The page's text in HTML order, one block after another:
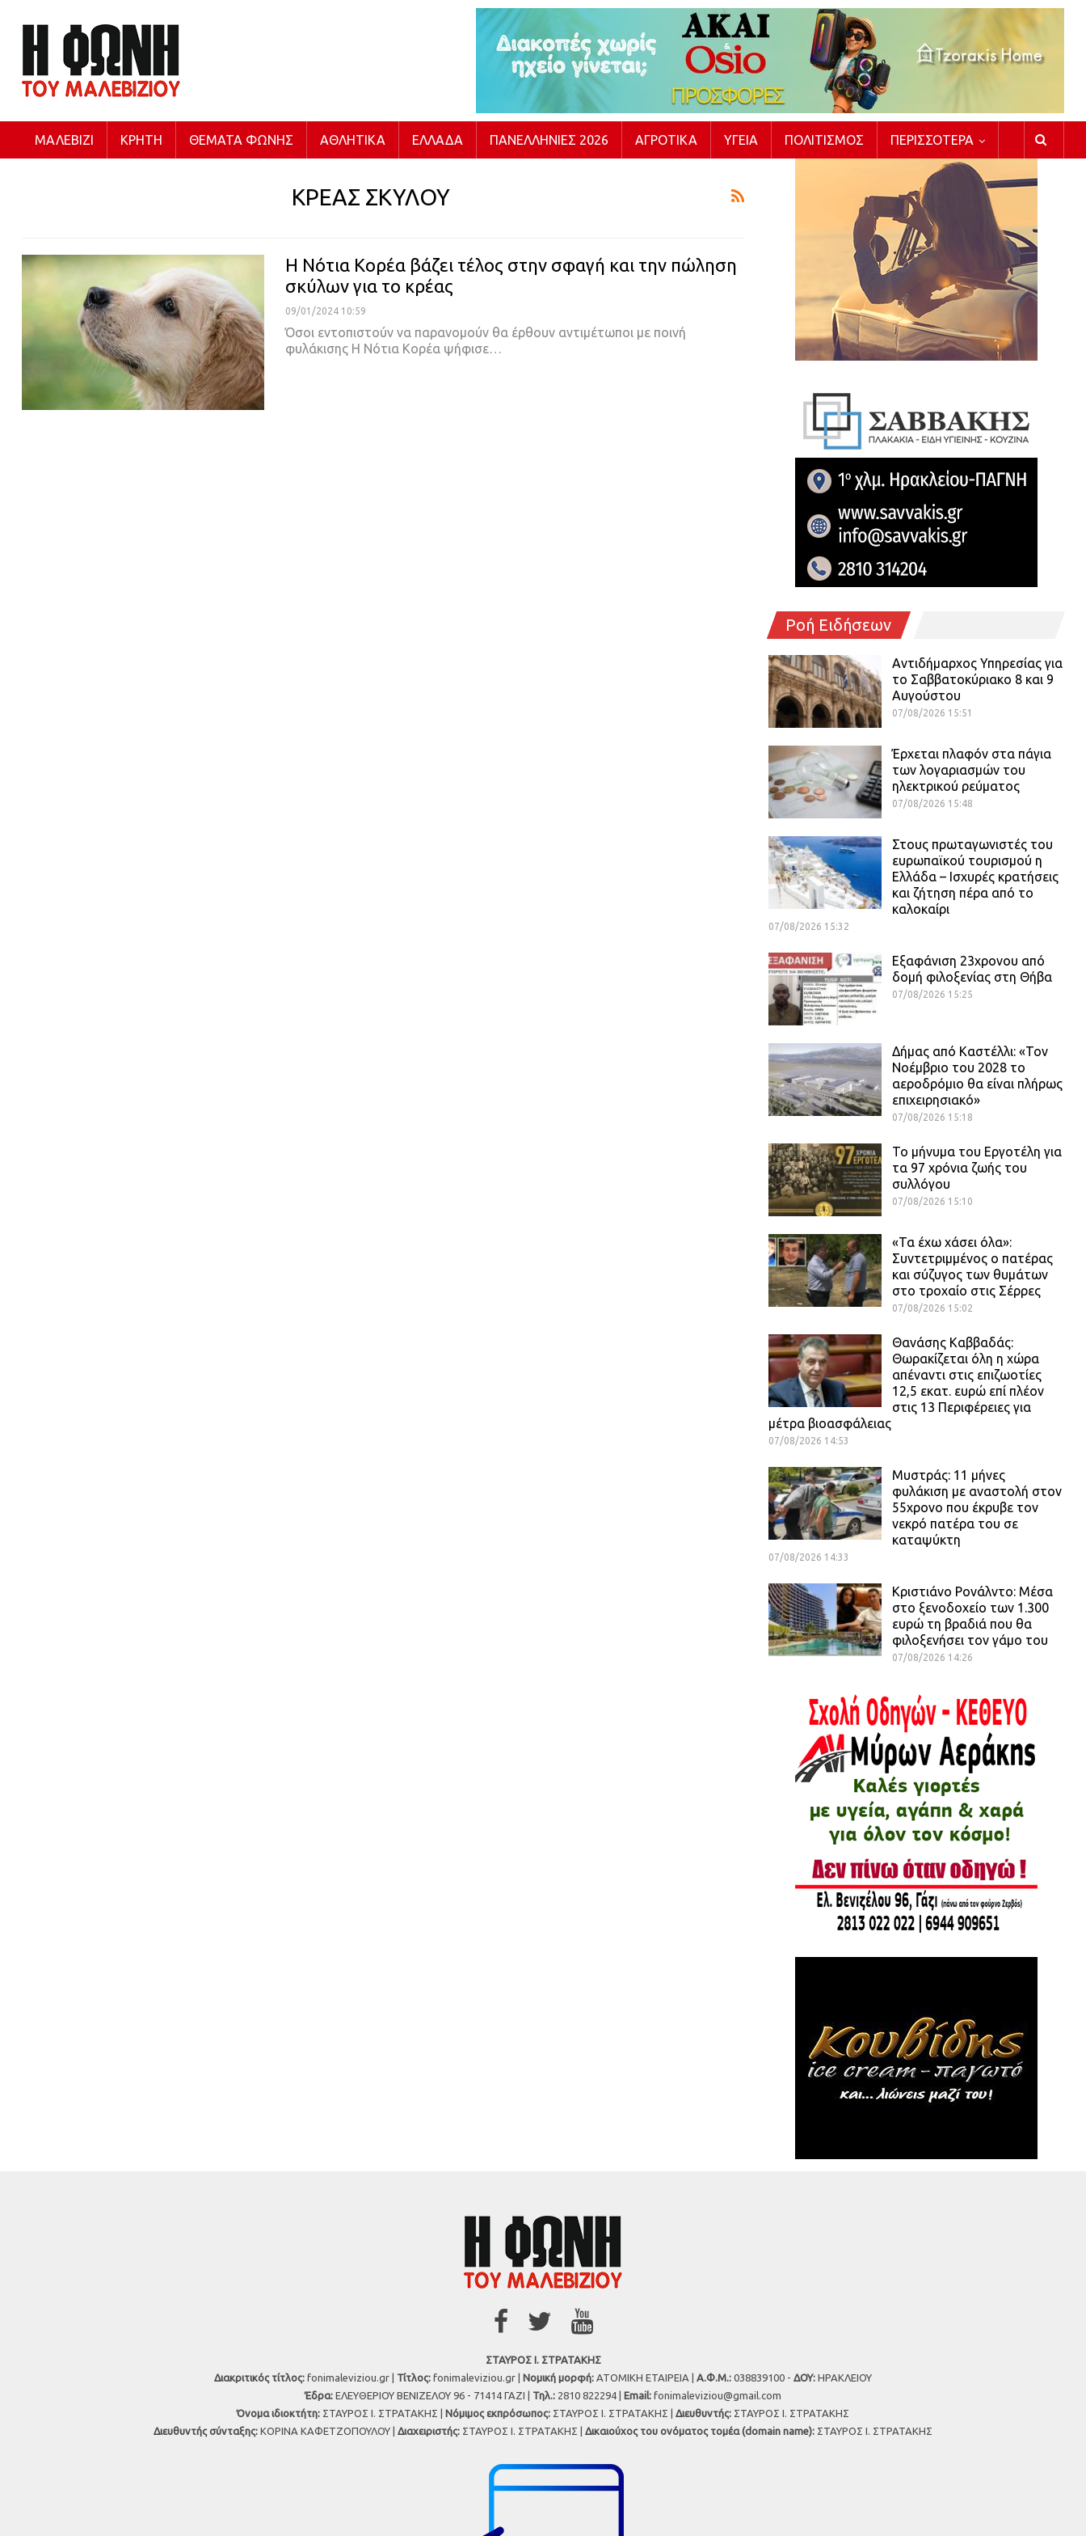
ΜΑΛΕΒΊΖΙ ΚΡΉΤΗ ΘΈΜΑΤΑ ΦΩΝΉΣ ΑΘΛΗΤΙΚΆ ΕΛΛΆΔΑ ΠΑΝΕΛΛΉΝΙΕΣ 2026 ΑΓΡΟΤΙΚΆ ΥΓΕΊΑ ΠΟΛΙΤΙΣΜΌΣ ΠΕΡΙΣΣΌΤΕΡΑ
ΚΡΕΑΣ ΣΚΥΛΟΥ
Η Νότια Κορέα βάζει τέλος στην σφαγή και την πώληση
σκύλων για το κρέας
09/01/2024 10:59
Όσοι εντοπιστούν να παρανομούν θα έρθουν αντιμέτωποι με ποινή
φυλάκισης Η Νότια Κορέα ψήφισε…
Ροή Ειδήσεων
Αντιδήμαρχος Υπηρεσίας για
το Σαββατοκύριακο 8 και 9
Αυγούστου
07/08/2026 15:51
Έρχεται πλαφόν στα πάγια
των λογαριασμών του
ηλεκτρικού ρεύματος
07/08/2026 15:48
Στους πρωταγωνιστές του
ευρωπαϊκού τουρισμού η
Ελλάδα – Ισχυρές κρατήσεις
και ζήτηση πέρα από το
καλοκαίρι
07/08/2026 15:32
Εξαφάνιση 23χρονου από
δομή φιλοξενίας στη Θήβα
07/08/2026 15:25
Δήμας από Καστέλλι: «Τον
Νοέμβριο του 2028 το
αεροδρόμιο θα είναι πλήρως
επιχειρησιακό»
07/08/2026 15:18
Το μήνυμα του Εργοτέλη για
τα 97 χρόνια ζωής του
συλλόγου
07/08/2026 15:10
«Τα έχω χάσει όλα»:
Συντετριμμένος ο πατέρας
και σύζυγος των θυμάτων
στο τροχαίο στις Σέρρες
07/08/2026 15:02
Θανάσης Καββαδάς:
Θωρακίζεται όλη η χώρα
απέναντι στις επιζωοτίες
12,5 εκατ. ευρώ επί πλέον
στις 13 Περιφέρειες για
μέτρα βιοασφάλειας
07/08/2026 14:53
Μυστράς: 11 μήνες
φυλάκιση με αναστολή στον
55χρονο που έκρυβε τον
νεκρό πατέρα του σε
καταψύκτη
07/08/2026 14:33
Κριστιάνο Ρονάλντο: Μέσα
στο ξενοδοχείο των 1.300
ευρώ τη βραδιά που θα
φιλοξενήσει τον γάμο του
07/08/2026 14:26
ΣΤΑΥΡΟΣ Ι. ΣΤΡΑΤΑΚΗΣ
Διακριτικός τίτλος: fonimaleviziou.gr | Τίτλος: fonimaleviziou.gr | Νομική μορφή: ΑΤΟΜΙΚΗ ΕΤΑΙΡΕΙΑ | Α.Φ.Μ.: 038839100 - ΔΟΥ: ΗΡΑΚΛΕΙΟΥ
Έδρα: ΕΛΕΥΘΕΡΙΟΥ ΒΕΝΙΖΕΛΟΥ 96 - 71414 ΓΑΖΙ | Τηλ.: 2810 822294 | Εmail: fonimaleviziou@gmail.com
Όνομα ιδιοκτήτη: ΣΤΑΥΡΟΣ Ι. ΣΤΡΑΤΑΚΗΣ | Νόμιμος εκπρόσωπος: ΣΤΑΥΡΟΣ Ι. ΣΤΡΑΤΑΚΗΣ | Διευθυντής: ΣΤΑΥΡΟΣ Ι. ΣΤΡΑΤΑΚΗΣ
Διευθυντής σύνταξης: ΚΟΡΙΝΑ ΚΑΦΕΤΖΟΠΟΥΛΟΥ | Διαχειριστής: ΣΤΑΥΡΟΣ Ι. ΣΤΡΑΤΑΚΗΣ | Δικαιούχος του ονόματος τομέα (domain name): ΣΤΑΥΡΟΣ Ι. ΣΤΡΑΤΑΚΗΣ